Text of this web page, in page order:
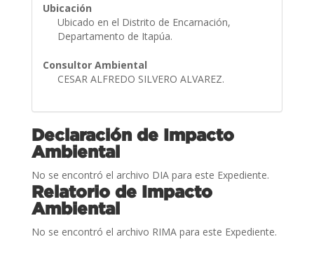
Ubicación
Ubicado en el Distrito de Encarnación,
Departamento de Itapúa.
Consultor Ambiental
CESAR ALFREDO SILVERO ALVAREZ.
Declaración de Impacto
Ambiental
No se encontró el archivo DIA para este Expediente.
Relatorio de Impacto
Ambiental
No se encontró el archivo RIMA para este Expediente.